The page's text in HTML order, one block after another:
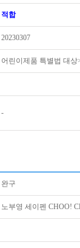
적합
20230307
어린이제품 특별법 대
-
완구
노부영 세이펜 CHOO!